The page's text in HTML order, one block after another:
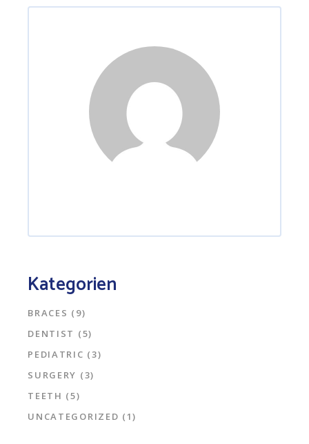
Kategorien
BRACES (9)
DENTIST (5)
PEDIATRIC (3)
SURGERY (3)
TEETH (5)
UNCATEGORIZED (1)